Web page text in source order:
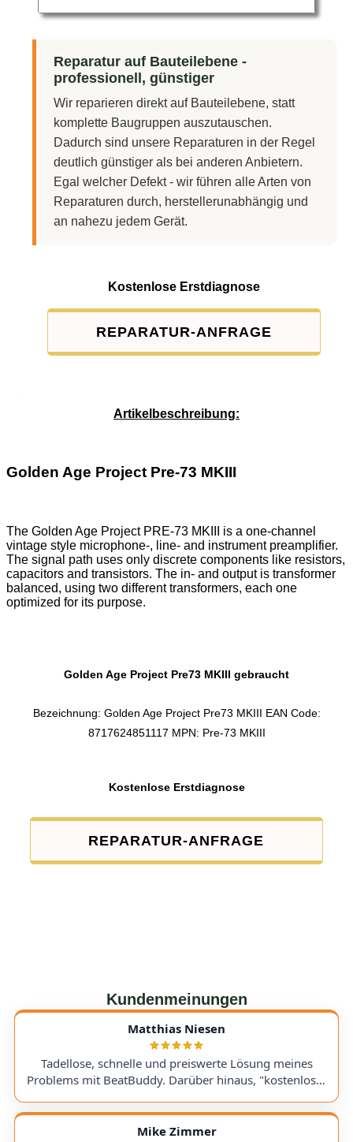
Reparatur auf Bauteilebene -
professionell, günstiger
Wir reparieren direkt auf Bauteilebene, statt
komplette Baugruppen auszutauschen.
Dadurch sind unsere Reparaturen in der Regel
deutlich günstiger als bei anderen Anbietern.
Egal welcher Defekt - wir führen alle Arten von
Reparaturen durch, herstellerunabhängig und
an nahezu jedem Gerät.
Kostenlose Erstdiagnose
REPARATUR-ANFRAGE
Artikelbeschreibung:
Golden Age Project Pre-73 MKIII
The Golden Age Project PRE-73 MKIII is a one-channel
vintage style microphone-, line- and instrument preamplifier.
The signal path uses only discrete components like resistors,
capacitors and transistors. The in- and output is transformer
balanced, using two different transformers, each one
optimized for its purpose.
Golden Age Project Pre73 MKIII gebraucht
Bezeichnung: Golden Age Project Pre73 MKIII EAN Code:
8717624851117 MPN: Pre-73 MKIII
Kostenlose Erstdiagnose
REPARATUR-ANFRAGE
Kundenmeinungen
Matthias Niesen
Tadellose, schnelle und preiswerte Lösung meines
Problems mit BeatBuddy. Darüber hinaus, "kostenloser
bringe. Kommunikation lief hervorragend und die
Rücksendung meines Gerätes ging schnell und
Mike Zimmer